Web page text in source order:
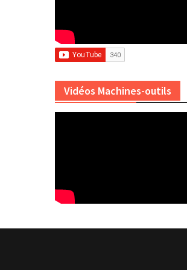
Vidéos Machines-outils